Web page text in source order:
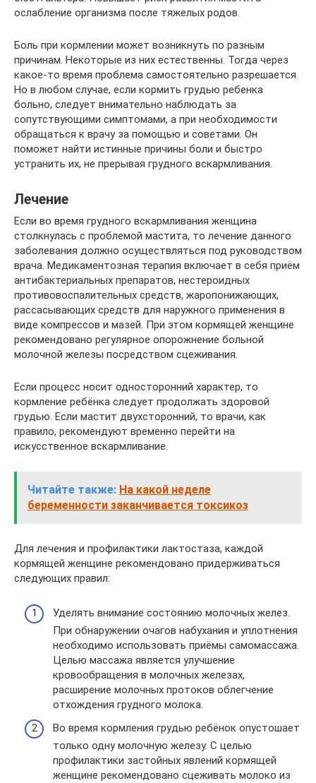
ослабление организма после тяжелых родов.
Боль при кормлении может возникнуть по разным
причинам. Некоторые из них естественны. Тогда через
какое-то время проблема самостоятельно разрешается.
Но в любом случае, если кормить грудью ребенка
больно, следует внимательно наблюдать за
сопутствующими симптомами, а при необходимости
обращаться к врачу за помощью и советами. Он
поможет найти истинные причины боли и быстро
устранить их, не прерывая грудного вскармливания.
Лечение
Если во время грудного вскармливания женщина
столкнулась с проблемой мастита, то лечение данного
заболевания должно осуществляться под руководством
врача. Медикаментозная терапия включает в себя приём
антибактериальных препаратов, нестероидных
противовоспалительных средств, жаропонижающих,
рассасывающих средств для наружного применения в
виде компрессов и мазей. При этом кормящей женщине
рекомендовано регулярное опорожнение больной
молочной железы посредством сцеживания.
Если процесс носит односторонний характер, то
кормление ребёнка следует продолжать здоровой
грудью. Если мастит двухсторонний, то врачи, как
правило, рекомендуют временно перейти на
искусственное вскармливание.
Читайте также: На какой неделе
беременности заканчивается токсикоз
Для лечения и профилактики лактостаза, каждой
кормящей женщине рекомендовано придерживаться
следующих правил:
Уделять внимание состоянию молочных желез.
При обнаружении очагов набухания и уплотнения
необходимо использовать приёмы самомассажа.
Целью массажа является улучшение
кровообращения в молочных железах,
расширение молочных протоков облегчение
отхождения грудного молока.
Во время кормления грудью ребёнок опустошает
только одну молочную железу. С целью
профилактики застойных явлений кормящей
женщине рекомендовано сцеживать молоко из